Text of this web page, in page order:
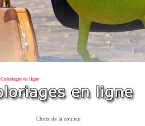
Coloriages en ligne
Choix de la couleur